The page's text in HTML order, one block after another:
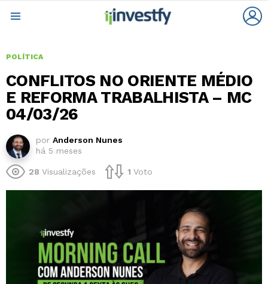
POLÍTICA
CONFLITOS NO ORIENTE MÉDIO
E REFORMA TRABALHISTA – MC
04/03/26
por Anderson Nunes
há 5 meses
28 Visualizações 1 Voto